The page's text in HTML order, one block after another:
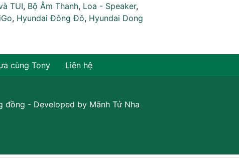
TUI, Bộ Âm Thanh, Loa - Speaker,
, Hyundai Đông Đô, Hyundai Dong
cùng Tony Liên hệ
đồng - Developed by Mãnh Tử Nha